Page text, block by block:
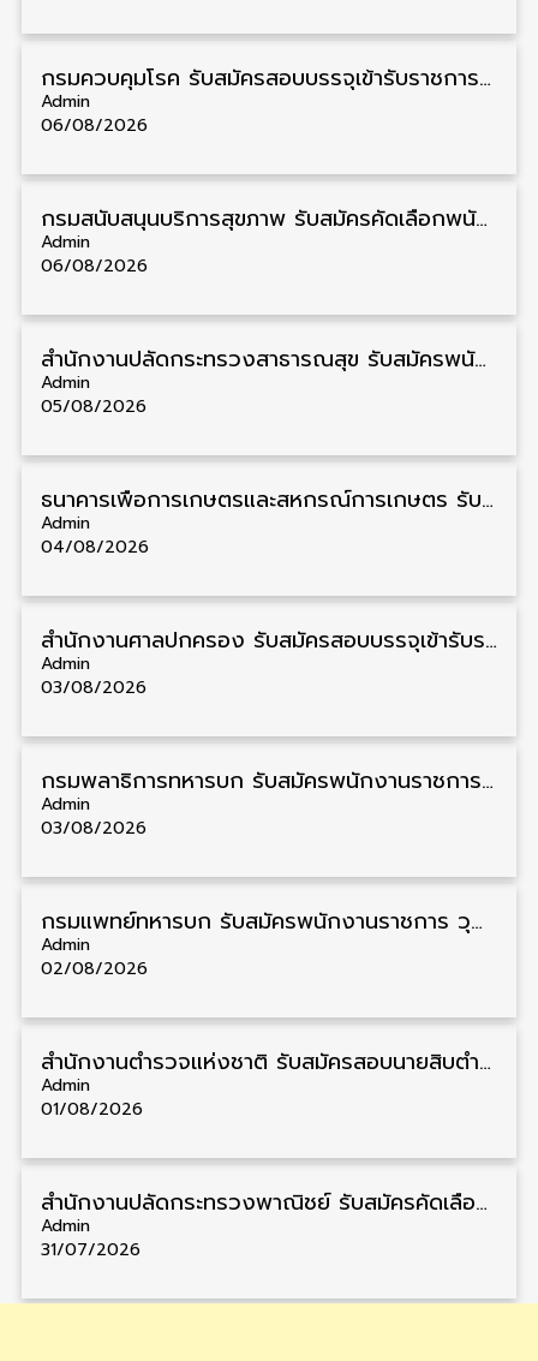
กรมควบคุมโรค รับสมัครสอบบรรจุเข้ารับราชการ วุฒิ ปวส./ป.ตรี 17 อัตรา รับสมัคร 17 สิงหาคม – 4 กันยายน
Admin
06/08/2026
กรมสนับสนุนบริการสุขภาพ รับสมัครคัดเลือกพนักงานราชการ วุฒิ ปวส./ป.ตรี 13 อัตรา รับสมัคร 11 – 20 สิงหาคม
Admin
06/08/2026
สำนักงานปลัดกระทรวงสาธารณสุข รับสมัครพนักงานราชการรูปแบบพิเศษ วุฒิ ปวส./ป.ตรี 102 อัตรา รับสมัคร 17 – 28 สิงหาคม
Admin
05/08/2026
ธนาคารเพื่อการเกษตรและสหกรณ์การเกษตร รับสมัครบุคคลเพื่อเป็นผู้ช่วยพนักงาน วุฒิ ป.ตรี 5 อัตรา รับสมัคร 4 – 14 สิงหาคม
Admin
04/08/2026
สํานักงานศาลปกครอง รับสมัครสอบบรรจุเข้ารับราชการ วุฒิ ป.ตรี 72 อัตรา รับสมัคร 31 สิงหาคม – 18 กันยายน
Admin
03/08/2026
กรมพลาธิการทหารบก รับสมัครพนักงานราชการ วุฒิ ม.3/ม.6/ปวช. 66 อัตรา รับสมัคร 10 – 17 สิงหาคม
Admin
03/08/2026
กรมแพทย์ทหารบก รับสมัครพนักงานราชการ วุฒิ ม.3/ม.6/ปวช./ปวท./ปวส. 6 อัตรา รับสมัคร 3 – 7 สิงหาคม
Admin
02/08/2026
สำนักงานตำรวจแห่งชาติ รับสมัครสอบนายสิบตำรวจ วุฒิ ม.6/ปวช. 6,000 อัตรา รับสมัคร 8 – 19 สิงหาคม
Admin
01/08/2026
สำนักงานปลัดกระทรวงพาณิชย์ รับสมัครคัดเลือกพนักงานราชการ วุฒิ ปวส./ป.ตรี 11 อัตรา รับสมัคร 10 – 21 สิงหาคม
Admin
31/07/2026